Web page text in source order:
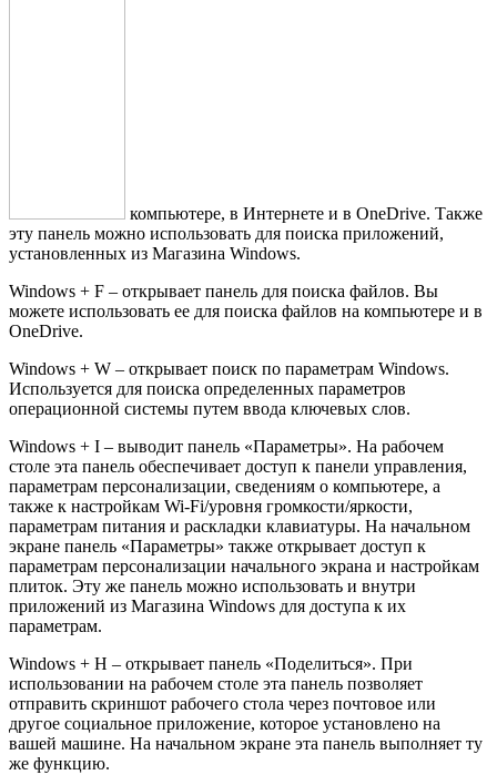
компьютере, в Интернете и в OneDrive. Также
эту панель можно использовать для поиска приложений,
установленных из Магазина Windows.
Windows + F – открывает панель для поиска файлов. Вы
можете использовать ее для поиска файлов на компьютере и в
OneDrive.
Windows + W – открывает поиск по параметрам Windows.
Используется для поиска определенных параметров
операционной системы путем ввода ключевых слов.
Windows + I – выводит панель «Параметры». На рабочем
столе эта панель обеспечивает доступ к панели управления,
параметрам персонализации, сведениям о компьютере, а
также к настройкам Wi-Fi/уровня громкости/яркости,
параметрам питания и раскладки клавиатуры. На начальном
экране панель «Параметры» также открывает доступ к
параметрам персонализации начального экрана и настройкам
плиток. Эту же панель можно использовать и внутри
приложений из Магазина Windows для доступа к их
параметрам.
Windows + H – открывает панель «Поделиться». При
использовании на рабочем столе эта панель позволяет
отправить скриншот рабочего стола через почтовое или
другое социальное приложение, которое установлено на
вашей машине. На начальном экране эта панель выполняет ту
же функцию.